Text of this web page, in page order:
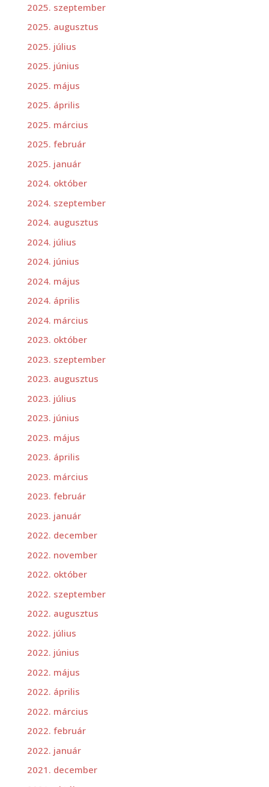
2025. szeptember
2025. augusztus
2025. július
2025. június
2025. május
2025. április
2025. március
2025. február
2025. január
2024. október
2024. szeptember
2024. augusztus
2024. július
2024. június
2024. május
2024. április
2024. március
2023. október
2023. szeptember
2023. augusztus
2023. július
2023. június
2023. május
2023. április
2023. március
2023. február
2023. január
2022. december
2022. november
2022. október
2022. szeptember
2022. augusztus
2022. július
2022. június
2022. május
2022. április
2022. március
2022. február
2022. január
2021. december